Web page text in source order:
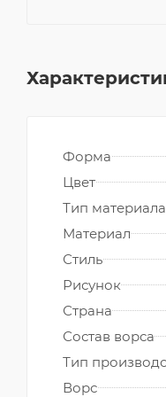
Форма
Цвет
Тип материала
Материал
Стиль
Рисунок
Страна
Состав ворса
Тип
Ворс